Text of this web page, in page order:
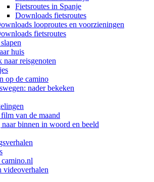
Fietsroutes in Spanje
Downloads fietsroutes
looproutes en voorzieningen
fietsroutes
huis
naar reisgenoten
op de camino
nader bekeken
van de maand
binnen in woord en beeld
camino.nl
videoverhalen